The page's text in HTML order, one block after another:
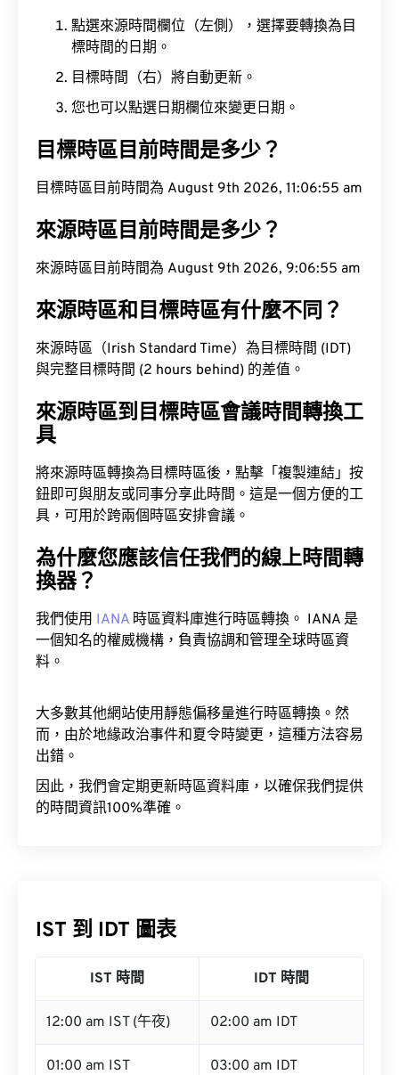
點選來源時間欄位（左側），選擇要轉換為目
標時間的日期。
目標時間（右）將自動更新。
您也可以點選日期欄位來變更日期。
目標時區目前時間是多少？
目標時區目前時間為 August 9th 2026, 11:06:56 am
來源時區目前時間是多少？
來源時區目前時間為 August 9th 2026, 9:06:56 am
來源時區和目標時區有什麼不同？
來源時區（Irish Standard Time）為目標時間 (IDT)
與完整目標時間 (2 hours behind) 的差值。
來源時區到目標時區會議時間轉換工
具
將來源時區轉換為目標時區後，點擊「複製連結」按
鈕即可與朋友或同事分享此時間。這是一個方便的工
具，可用於跨兩個時區安排會議。
為什麼您應該信任我們的線上時間轉
換器？
我們使用 IANA 時區資料庫進行時區轉換。 IANA 是
一個知名的權威機構，負責協調和管理全球時區資
料。
大多數其他網站使用靜態偏移量進行時區轉換。然
而，由於地緣政治事件和夏令時變更，這種方法容易
出錯。
因此，我們會定期更新時區資料庫，以確保我們提供
的時間資訊100%準確。
IST 到 IDT 圖表
IST 時間 IDT 時間
12:00 am IST (午夜) 02:00 am IDT
01:00 am IST 03:00 am IDT